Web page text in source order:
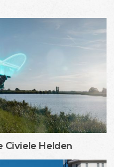
Civiele Helden